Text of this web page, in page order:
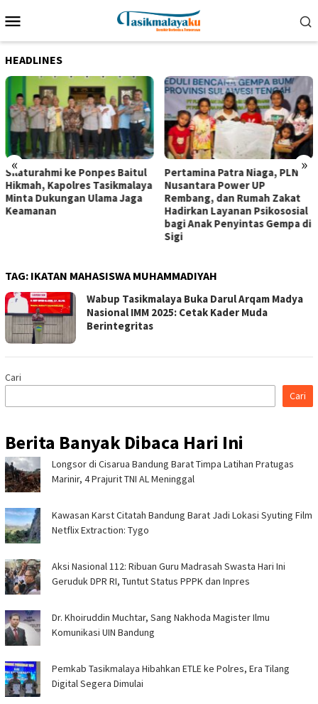
ke
Mobile
HEADLINES
« »
Silaturahmi ke Ponpes Baitul
Hikmah, Kapolres Tasikmalaya
Minta Dukungan Ulama Jaga
Keamanan
Pertamina Patra Niaga, PLN
Nusantara Power UP
Rembang, dan Rumah Zakat
Hadirkan Layanan Psikososial
bagi Anak Penyintas Gempa di
Sigi
TAG: IKATAN MAHASISWA MUHAMMADIYAH
Wabup Tasikmalaya Buka Darul Arqam Madya
Nasional IMM 2025: Cetak Kader Muda
Berintegritas
Cari
Cari
Berita Banyak Dibaca Hari Ini
Longsor di Cisarua Bandung Barat Timpa Latihan Pra­tugas
Marinir, 4 Prajurit TNI AL Meninggal
Kawasan Karst Citatah Bandung Barat Jadi Lokasi Syuting Film
Netflix Extraction: Tygo
Aksi Nasional 112: Ribuan Guru Madrasah Swasta Hari Ini
Geruduk DPR RI, Tuntut Status PPPK dan Inpres
Dr. Khoiruddin Muchtar, Sang Nakhoda Magister Ilmu
Komunikasi UIN Bandung
Pemkab Tasikmalaya Hibahkan ETLE ke Polres, Era Tilang
Digital Segera Dimulai